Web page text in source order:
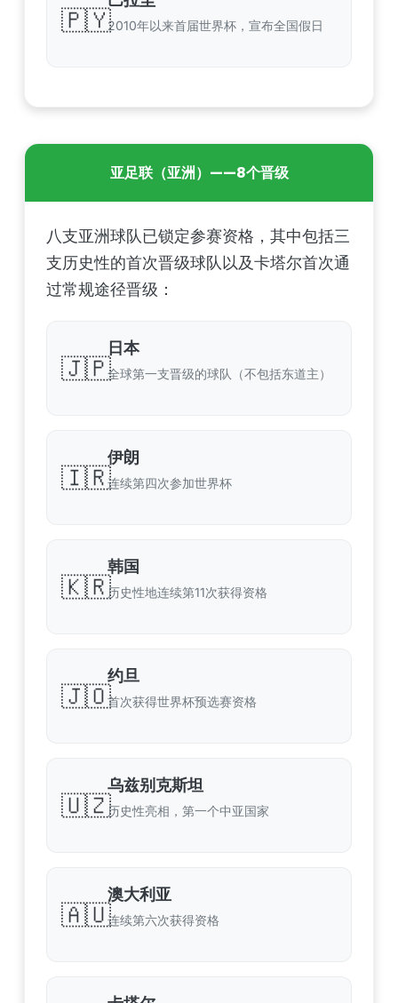
🇵🇾2010年以来首届世界杯，宣布全国假日
亚足联（亚洲）——8个晋级
八支亚洲球队已锁定参赛资格，其中包括三
支历史性的首次晋级球队以及卡塔尔首次通
过常规途径晋级：
🇯🇵
日本
全球第一支晋级的球队（不包括东道主）
🇮🇷
伊朗
连续第四次参加世界杯
🇰🇷
韩国
历史性地连续第11次获得资格
🇯🇴
约旦
首次获得世界杯预选赛资格
🇺🇿
乌兹别克斯坦
历史性亮相，第一个中亚国家
🇦🇺
澳大利亚
连续第六次获得资格